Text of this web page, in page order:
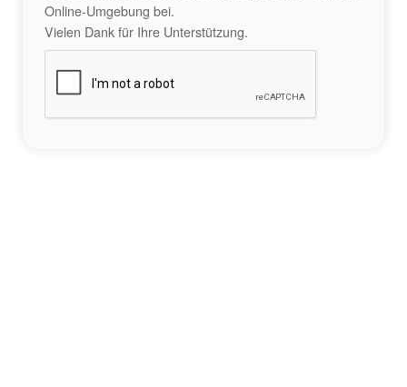
Online-Umgebung bei.
Vielen Dank für Ihre Unterstützung.